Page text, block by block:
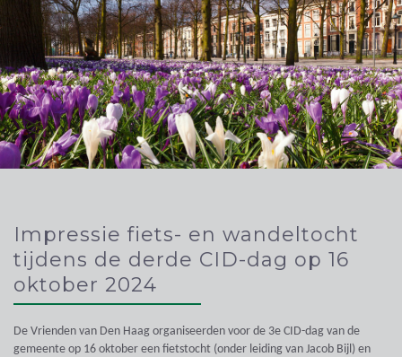
Impressie fiets- en wandeltocht
tijdens de derde CID-dag op 16
oktober 2024
De Vrienden van Den Haag organiseerden voor de 3e CID-dag van de
gemeente op 16 oktober een fietstocht (onder leiding van Jacob Bijl) en